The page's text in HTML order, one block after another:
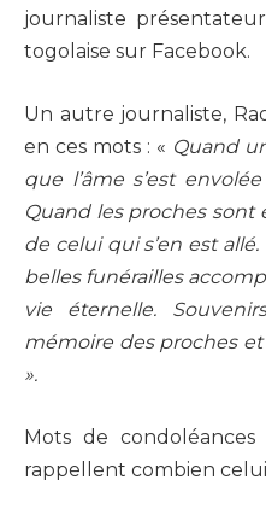
journaliste
togolaise sur Facebook.
Un autre journaliste,
en ces mots : « Quand
que l’âme s’est
Quand les proches
de celui qui s’en est
belles funérailles
vie éternelle.
mémoire des proches
».
Mots de
rappellent combien